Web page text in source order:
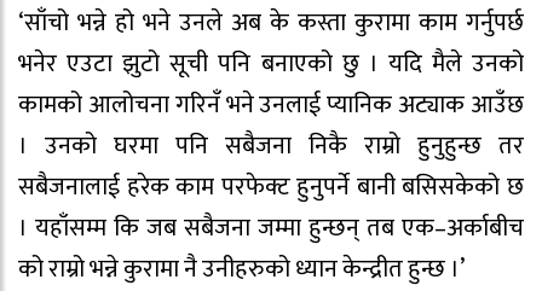
‘साँचो भन्ने हो भने उनले अब के कस्ता कुरामा काम गर्नुपर्छ
भनेर एउटा झुटो सूची पनि बनाएको छु । यदि मैले उनको
कामको आलोचना गरिनँ भने उनलाई प्यानिक अट्याक आउँछ
। उनको घरमा पनि सबैजना निकै राम्रो हुनुहुन्छ तर
सबैजनालाई हरेक काम परफेक्ट हुनुपर्ने बानी बसिसकेको छ
। यहाँसम्म कि जब सबैजना जम्मा हुन्छन् तब एक–अर्काबीच
को राम्रो भन्ने कुरामा नै उनीहरुको ध्यान केन्द्रीत हुन्छ ।’